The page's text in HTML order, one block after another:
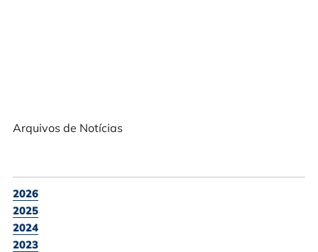
Arquivos de Notícias
2026
2025
2024
2023